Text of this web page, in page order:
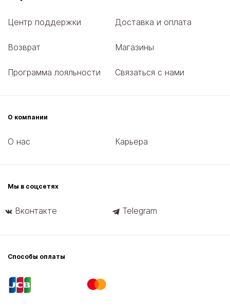
Центр поддержки Доставка и оплата
Возврат Магазины
Программа лояльности Связаться с нами
О компании
О нас Карьера
Мы в соцсетях
Вконтакте Telegram
Способы оплаты